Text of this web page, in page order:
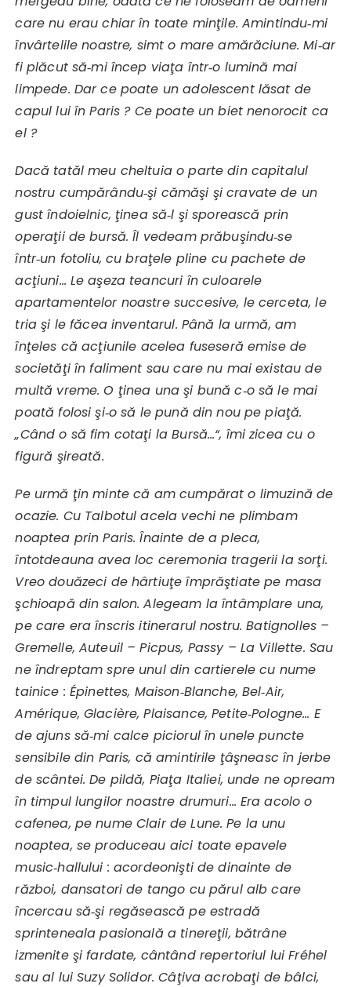
care nu erau chiar în toate minţile. Amintindu‑mi
învârtelile noastre, simt o mare amărăciune. Mi‑ar
fi plăcut să‑mi încep viaţa într‑o lumină mai
limpede. Dar ce poate un adolescent lăsat de
capul lui în Paris ? Ce poate un biet nenorocit ca
el ?
Dacă tatăl meu cheltuia o parte din capitalul
nostru cumpărându‑şi cămăşi şi cravate de un
gust îndoielnic, ţinea să‑l şi sporească prin
operaţii de bursă. Îl vedeam prăbuşindu‑se
într‑un fotoliu, cu braţele pline cu pachete de
acţiuni… Le aşeza teancuri în culoarele
apartamentelor noastre succesive, le cerceta, le
tria şi le făcea inventarul. Până la urmă, am
înţeles că acţiunile acelea fuseseră emise de
societăţi în faliment sau care nu mai existau de
multă vreme. O ţinea una şi bună c‑o să le mai
poată folosi şi‑o să le pună din nou pe piaţă.
„Când o să fim cotaţi la Bursă…“, îmi zicea cu o
figură şireată.
Pe urmă ţin minte că am cumpărat o limuzină de
ocazie. Cu Talbotul acela vechi ne plimbam
noaptea prin Paris. Înainte de a pleca,
întotdeauna avea loc ceremonia tragerii la sorţi.
Vreo douăzeci de hârtiuţe împrăştiate pe masa
şchioapă din salon. Alegeam la întâmplare una,
pe care era înscris itinerarul nostru. Batignolles –
Gremelle, Auteuil – Picpus, Passy – La Villette. Sau
ne îndreptam spre unul din cartierele cu nume
tainice : Épinettes, Maison‑Blanche, Bel‑Air,
Amérique, Glacière, Plaisance, Petite‑Pologne… E
de ajuns să‑mi calce piciorul în unele puncte
sensibile din Paris, că amintirile ţâşneasc în jerbe
de scântei. De pildă, Piaţa Italiei, unde ne opream
în timpul lungilor noastre drumuri… Era acolo o
cafenea, pe nume Clair de Lune. Pe la unu
noaptea, se produceau aici toate epavele
music‑hallului : acordeonişti de dinainte de
război, dansatori de tango cu părul alb care
încercau să‑şi regăsească pe estradă
sprinteneala pasională a tinereţii, bătrâne
izmenite şi fardate, cântând repertoriul lui Fréhel
sau al lui Suzy Solidor. Câţiva acrobaţi de bâlci,